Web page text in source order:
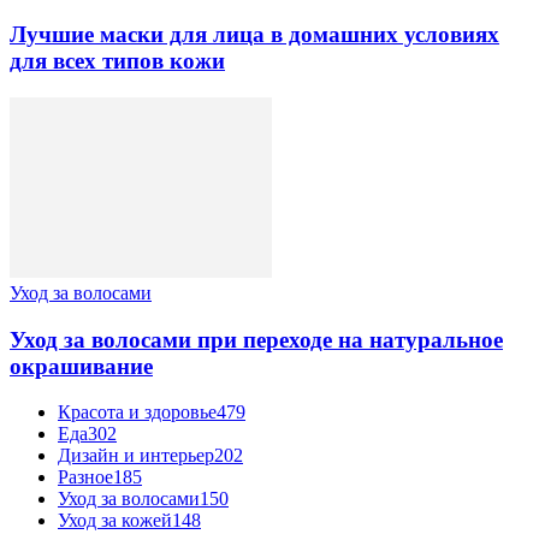
Лучшие маски для лица в домашних условиях
для всех типов кожи
Уход за волосами
Уход за волосами при переходе на натуральное
окрашивание
Красота и здоровье479
Еда302
Дизайн и интерьер202
Разное185
Уход за волосами150
Уход за кожей148